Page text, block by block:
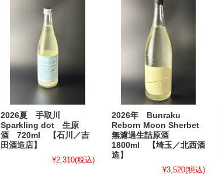
2026夏 手取川
Sparkling dot 生原
酒 720ml 【石川／吉
田酒造店】
¥2,310(税込)
2026年 Bunraku
Reborn Moon Sherbet
無濾過生詰原酒
1800ml 【埼玉／北西酒
造】
¥3,520(税込)